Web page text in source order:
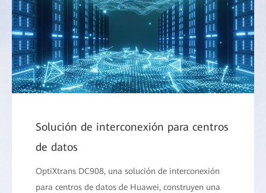
Solución de interconexión para centros
de datos
OptiXtrans DC908, una solución de interconexión
para centros de datos de Huawei, construyen una